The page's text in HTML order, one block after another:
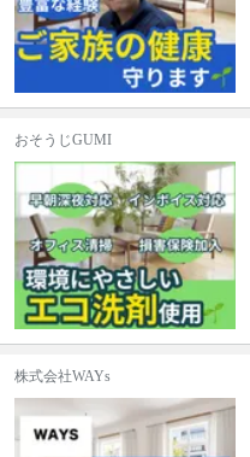
おそうじGUMI
株式会社WAYs